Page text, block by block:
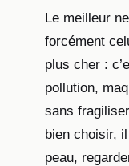
Le meilleur
forcément
plus cher :
pollution,
sans
bien choisir,
peau,